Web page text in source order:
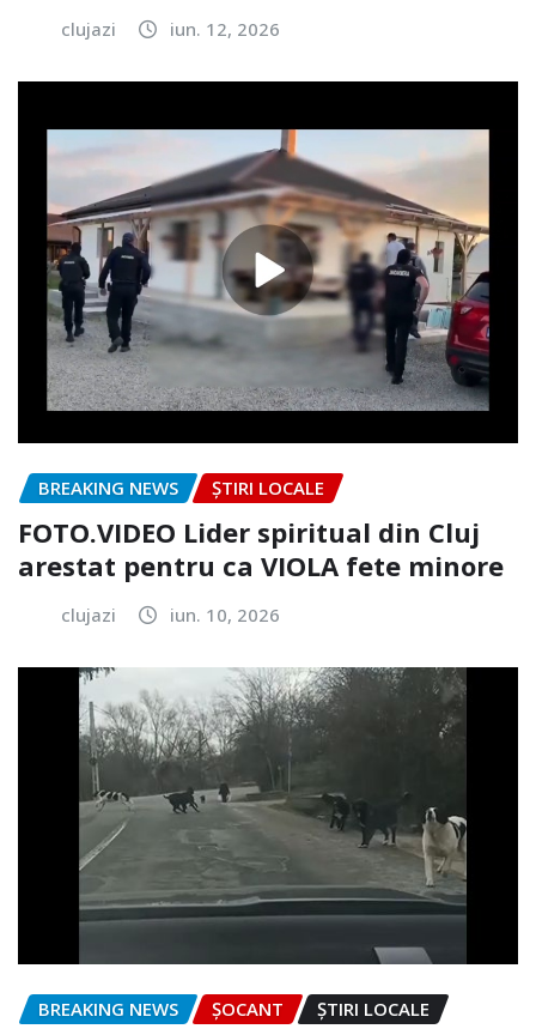
clujazi iun. 12, 2026
BREAKING NEWS ȘTIRI LOCALE
FOTO.VIDEO Lider spiritual din Cluj
arestat pentru ca VIOLA fete minore
clujazi iun. 10, 2026
BREAKING NEWS ȘOCANT ȘTIRI LOCALE